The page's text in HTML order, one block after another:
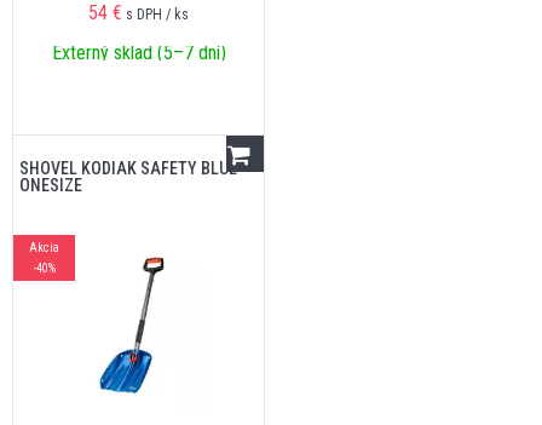
54 € s DPH / ks
Externý sklad (5–7 dní)
SHOVEL KODIAK SAFETY BLUE
ONESIZE
Akcia
-40%